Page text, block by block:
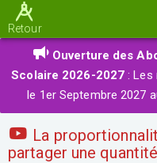
Retour
Ouverture des
Scolaire 2026-2027 : Les
le 1er Septembre 2027
La
partager une